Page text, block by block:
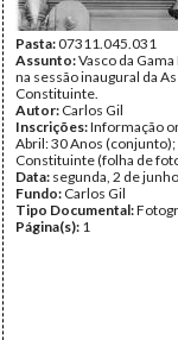
Pasta:07311.045.031
Assunto:Vasco da
na sessão inaugural da
Constituinte.
Autor: Carlos Gil
Inscrições:Informação
Abril: 30 Anos
Constituinte (folha de
Data: segunda, 2 de
Fundo: Carlos Gil
Tipo Documental:
Página(s): 1